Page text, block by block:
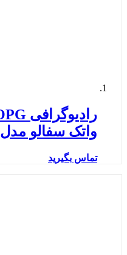
واتک سفالو مدل PaX 400C
تماس بگیرید